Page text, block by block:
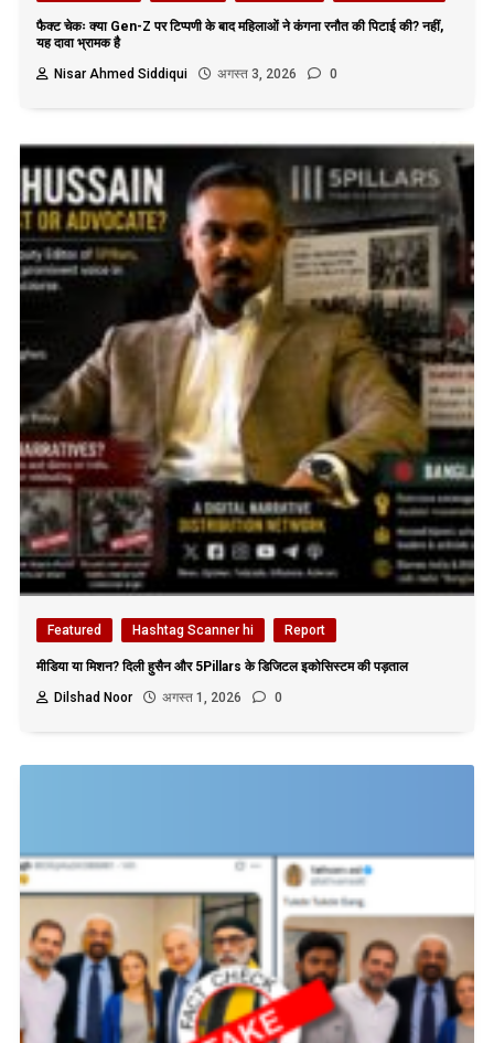
फैक्ट चेकः क्या Gen-Z पर टिप्पणी के बाद महिलाओं ने कंगना रनौत की पिटाई की? नहीं,
यह दावा भ्रामक है
Nisar Ahmed Siddiqui
अगस्त 3, 2026 0
Featured Hashtag Scanner hi Report
मीडिया या मिशन? दिली हुसैन और 5Pillars के डिजिटल इकोसिस्टम की पड़ताल
Dilshad Noor
अगस्त 1, 2026 0